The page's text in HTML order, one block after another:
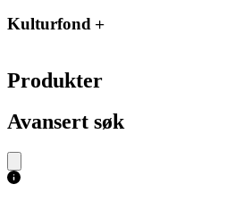
Kulturfond
Produkter
Avansert søk